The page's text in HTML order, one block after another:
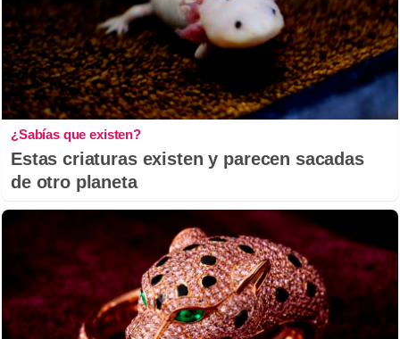
¿Sabías que existen?
Estas criaturas existen y parecen sacadas
de otro planeta